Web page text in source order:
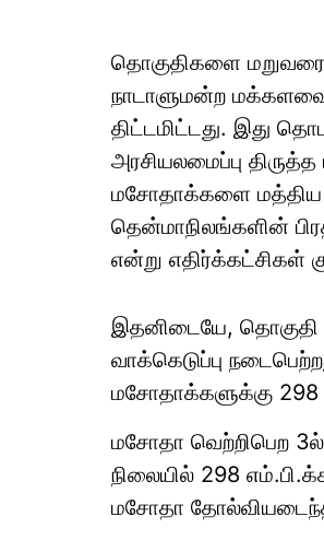
தொகுதிகளை
நாடாளுமன்ற
திட்டமிட்டது. இது
அரசியலமைப்பு
மசோதாக்களை மத்திய
தென்மாநிலங்களின்
என்று எதிர்க்கட்சிகள்
இதனிடையே,
வாக்கெடுப்பு
மசோதாக்களுக்கு 298
மசோதா வெற்றிபெற
நிலையில் 298
மசோதா